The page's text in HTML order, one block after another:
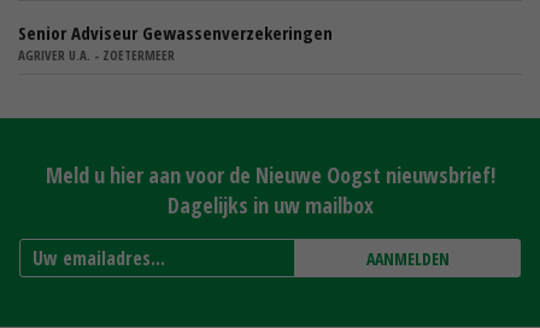
Senior Adviseur Gewassenverzekeringen
AGRIVER U.A. - ZOETERMEER
Meld u hier aan voor de Nieuwe Oogst nieuwsbrief!
Dagelijks in uw mailbox
AANMELDEN